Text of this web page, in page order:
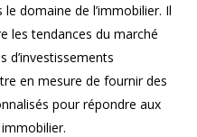
domaine de l’immobilier. Il
les tendances du marché
d’investissements
en mesure de fournir des
pour répondre aux